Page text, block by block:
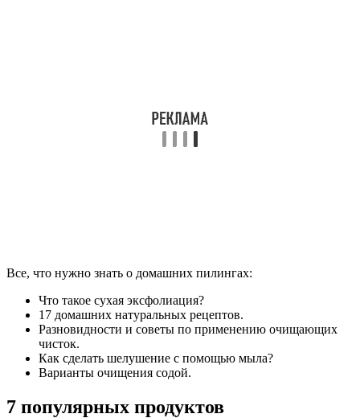
Все, что нужно знать о домашних пилингах:
Что такое сухая эксфолиация?
17 домашних натуральных рецептов.
Разновидности и советы по применению очищающих
чисток.
Как сделать шелушение с помощью мыла?
Варианты очищения содой.
7 популярных продуктов